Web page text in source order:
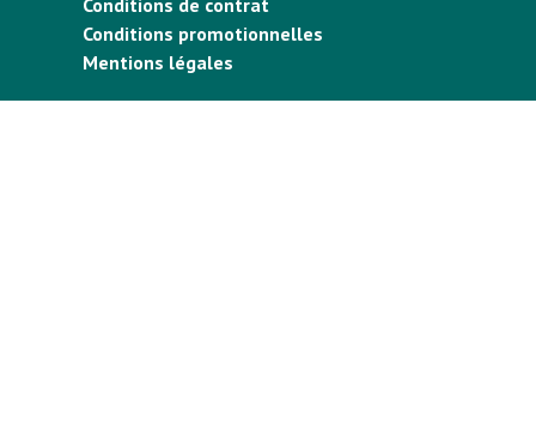
Conditions promotionnelles
Mentions légales